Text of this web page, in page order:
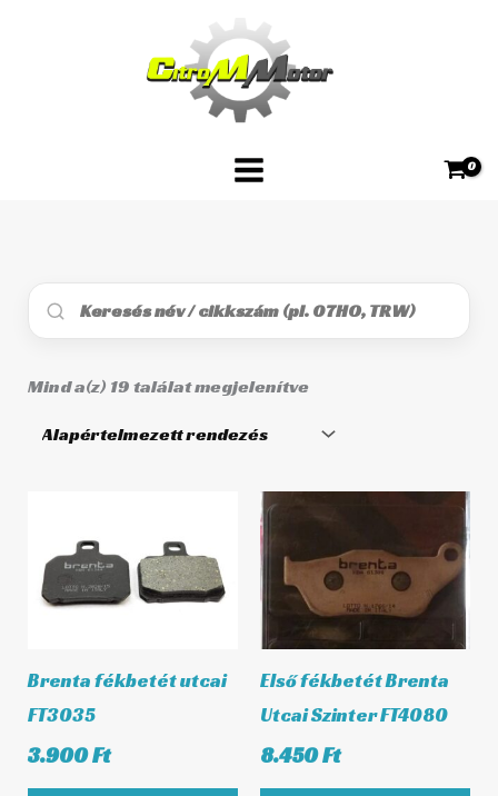
Mind a(z) 19 találat megjelenítve
Brenta fékbetét utcai
FT3035
3.900Ft
Első fékbetét Brenta
Utcai Szinter FT4080
8.450Ft